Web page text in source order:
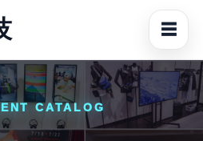
☰
CATALOG